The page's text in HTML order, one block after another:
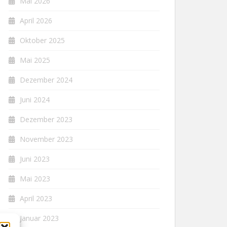
April 2026
Oktober 2025
Mai 2025
Dezember 2024
Juni 2024
Dezember 2023
November 2023
Juni 2023
Mai 2023
April 2023
Januar 2023